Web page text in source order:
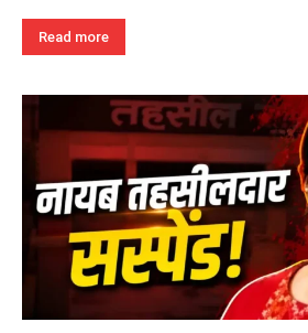
Read more